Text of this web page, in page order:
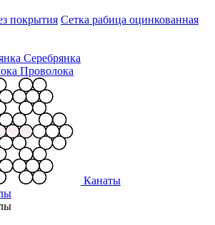
покрытия Сетка рабица оцинкованная
Серебрянка
Проволока
Канаты